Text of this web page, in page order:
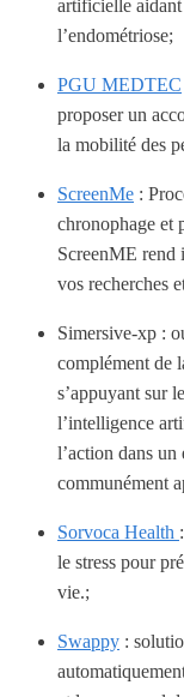
artificielle
l’endométriose;
PGU MEDTEC
proposer un
la mobilité des
ScreenMe :
chronophage et
ScreenME rend
vos recherches
Simersive-xp :
complément de
s’appuyant sur
l’intelligence
l’action dans
communément
Sorvoca Health
le stress pour
vie.;
Swappy :